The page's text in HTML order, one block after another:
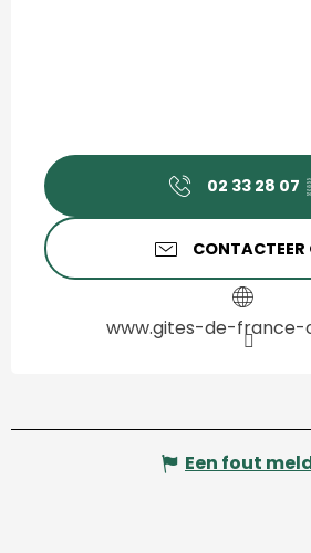
02 33 28 07
CONTACTEER
www.gites-de-france-
Een fout